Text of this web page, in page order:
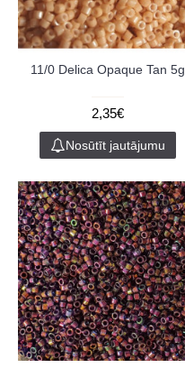
11/0 Delica Opaque Tan 5g
2,35€
Nosūtīt jautājumu